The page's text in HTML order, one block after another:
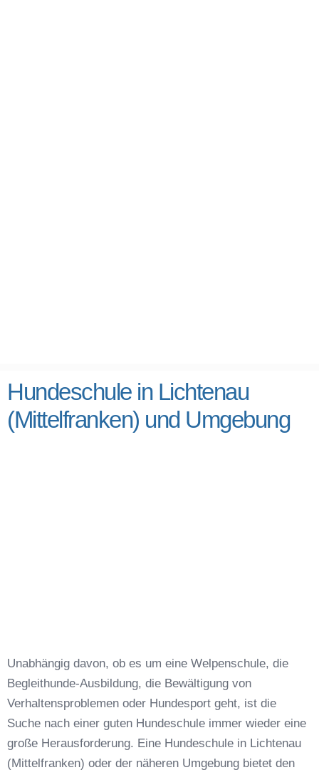
Hundeschule in Lichtenau
(Mittelfranken) und Umgebung
Unabhängig davon, ob es um eine Welpenschule, die
Begleithunde-Ausbildung, die Bewältigung von
Verhaltensproblemen oder Hundesport geht, ist die
Suche nach einer guten Hundeschule immer wieder eine
große Herausforderung. Eine Hundeschule in Lichtenau
(Mittelfranken) oder der näheren Umgebung bietet den